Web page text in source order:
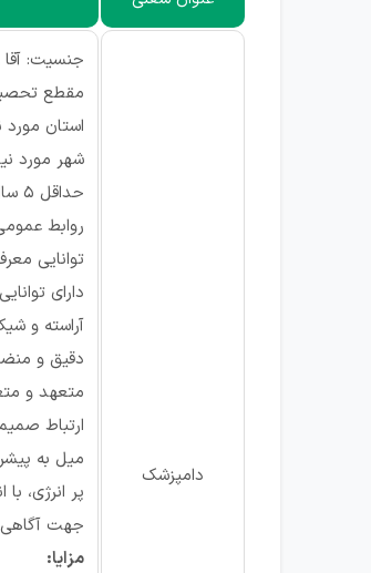
دامپزشک
جنسیت: آقا
مقطع
استان
شهر مورد
حداقل ۵ سال سابقه کار مرتبط
روابط
توانایی
دارای
آراسته و
دقیق و
متعهد و
ارتباط
میل به
پر انرژی،
جهت آگاهی
مزایا: